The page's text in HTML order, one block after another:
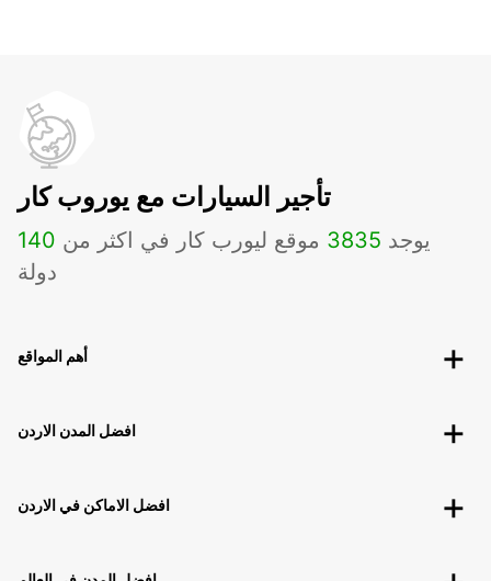
تأجير السيارات مع يوروب كار
يوجد 3835 موقع ليورب كار في اكثر من 140
دولة
أهم المواقع
افضل المدن الاردن
افضل الاماكن في الاردن